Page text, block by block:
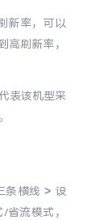
TWS 5e
新率，可以
刷新率，
表该机型采
条横线 > 设
流模式，